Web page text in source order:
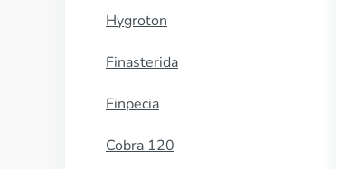
Hygroton
Finasterida
Finpecia
Cobra 120